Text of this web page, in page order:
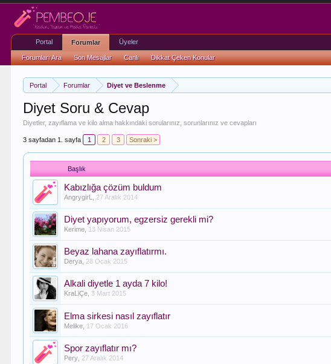
Portal Forumlar Diyet ve Beslenme
Diyet Soru & Cevap
Diyetler, zayıflama ve kilo alma hakkındaki sorularınız, sorunlarınız ve cevapları
3 sayfadan 1. sayfa 1 2 3 Sonraki >
Başlık
Kabızlığa çözüm buldum
AngrygirL 27 Aralık 2014
Diyet yapıyorum, egzersiz gerekli mi?
Kerime 13 Nisan 2015
Beyaz lahana zayıflatırmı.
Derya 28 Ocak 2015
Alkali diyetle 1 ayda 7 kilo!
KraLiÇe 3 Mart 2015
Elma sirkesi nasıl zayıflatır
Melike 17 Ocak 2016
Spor zayıflatır mı?
Pery 27 Aralık 2014
Portal Forumlar
Forumları Ara Son Mesajlar Canlı Dikkat Çeken Konular
Üyeler